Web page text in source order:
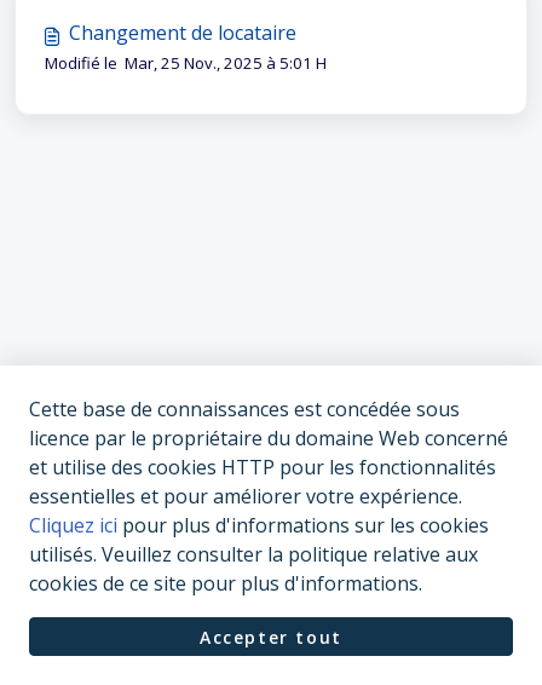
Changement de locataire
Modifié le Mar, 25 Nov., 2025 à 5:01 H
Cette base de connaissances est concédée sous
licence par le propriétaire du domaine Web concerné
et utilise des cookies HTTP pour les fonctionnalités
essentielles et pour améliorer votre expérience.
Cliquez ici pour plus d'informations sur les cookies
utilisés. Veuillez consulter la politique relative aux
cookies de ce site pour plus d'informations.
Accepter tout